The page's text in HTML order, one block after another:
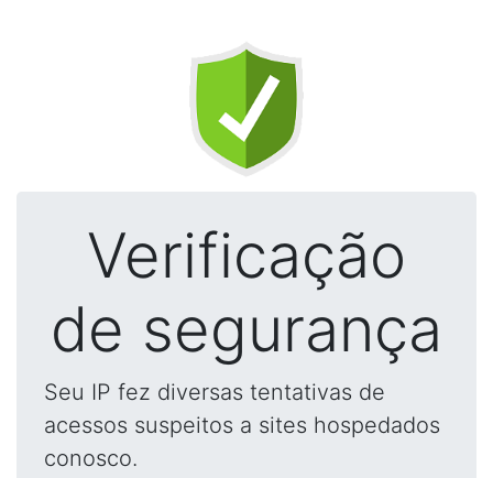
Verificação
de segurança
Seu IP fez diversas tentativas de
acessos suspeitos a sites hospedados
conosco.